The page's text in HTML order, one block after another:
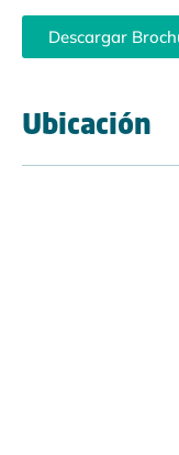
Descargar
Ubicación